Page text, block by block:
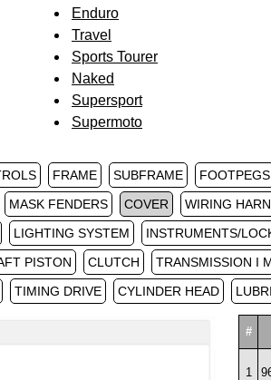
Enduro
Travel
Sports Tourer
Naked
Supersport
Supermoto
FRAME SUBFRAME FOOTPEGS
MASK FENDERS COVER WIRING
LIGHTING SYSTEM INSTRUMENTS/
PISTON CLUTCH TRANSMISSION I
TIMING DRIVE CYLINDER HEAD
#
1